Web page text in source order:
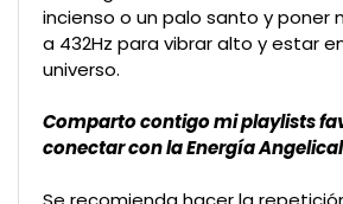
incienso o un palo santo y poner
a 432Hz para vibrar alto y estar
universo.
Comparto contigo mi playlists
conectar con la Energía